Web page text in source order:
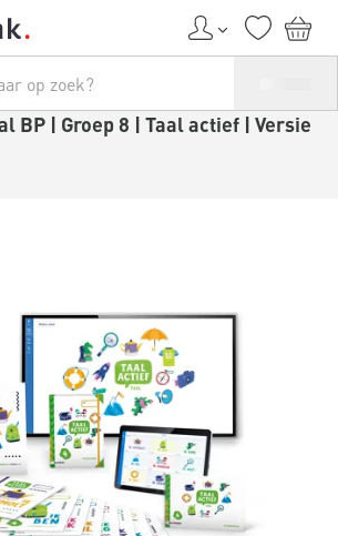
BP | Groep 8 | Taal actief | Versie